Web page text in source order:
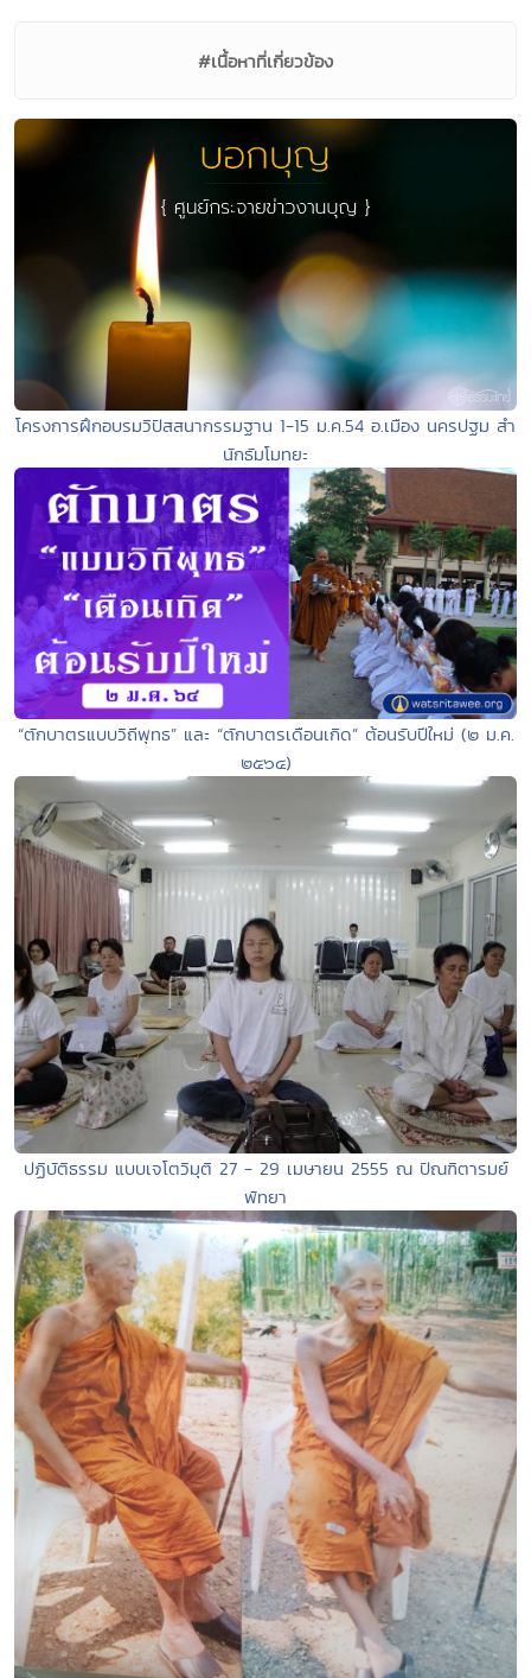
#เนื้อหาที่เกี่ยวข้อง
โครงการฝึกอบรมวิปัสสนากรรมฐาน 1-15 ม.ค.54 อ.เมือง นครปฐม สำ
นักธัมโมทยะ
“ตักบาตรแบบวิถีพุทธ” และ “ตักบาตรเดือนเกิด” ต้อนรับปีใหม่ (๒ ม.ค.
๒๕๖๔)
ปฏิบัติธรรม แบบเจโตวิมุติ 27 - 29 เมษายน 2555 ณ ปัณฑิตารมย์
พัทยา